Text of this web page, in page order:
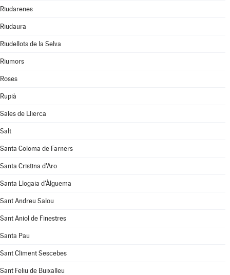
Riudarenes
Riudaura
Riudellots de la Selva
Riumors
Roses
Rupià
Sales de Llierca
Salt
Santa Coloma de Farners
Santa Cristina d'Aro
Santa Llogaia d'Àlguema
Sant Andreu Salou
Sant Aniol de Finestres
Santa Pau
Sant Climent Sescebes
Sant Feliu de Buixalleu